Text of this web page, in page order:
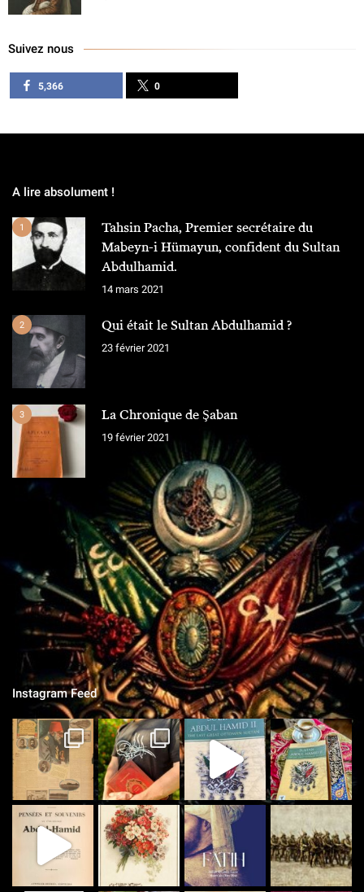
Suivez nous
5,366 0
A lire absolument !
1
Tahsin Pacha, Premier secrétaire du
Mabeyn-i Hümayun, confident du Sultan
Abdulhamid.
14 mars 2021
2 Qui était le Sultan Abdulhamid ?
23 février 2021
3 La Chronique de Şaban
19 février 2021
L'ÉQUIPE
Chroniques Ottomanes
"Si je tombe sur le champ de bataille, qu'on grave sur la pierre,
qu'on ne vit que ce que nous réserve notre destin..."
Instagram Feed